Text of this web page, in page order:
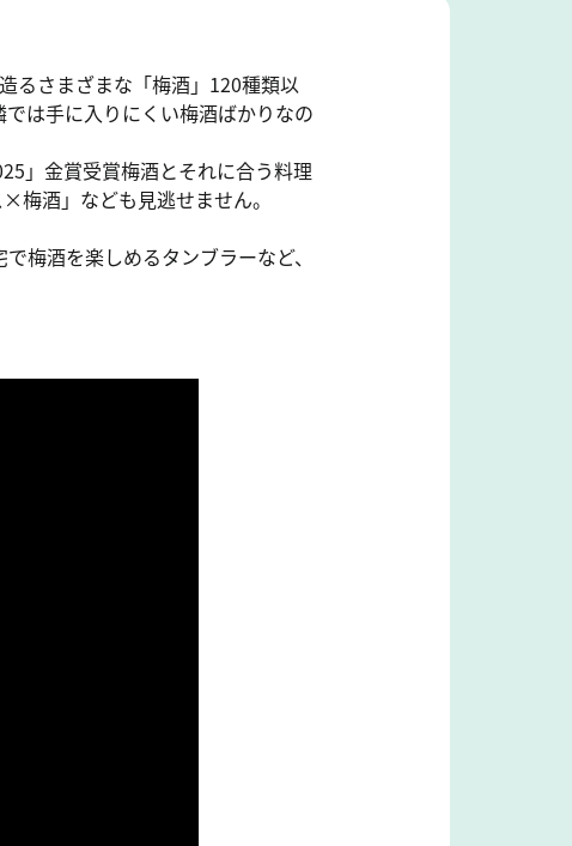
るさまざまな「梅酒」120種類以
は手に入りにくい梅酒ばかりなの
」金賞受賞梅酒とそれに合う料理
梅酒」なども見逃せません。
梅酒を楽しめるタンブラーなど、